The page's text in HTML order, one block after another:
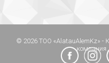
© 2026 ТОО «AlatauAlemKz» -